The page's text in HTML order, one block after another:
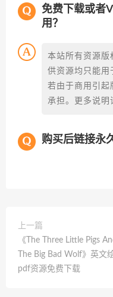
免费下载或者
用？
本站所有资源版
供资源均只能用
若由于商用引起
承担。更多说明
购买后链接永
上一篇
《The Three Little Pigs
The Big Bad Wolf》英文
pdf资源免费下载